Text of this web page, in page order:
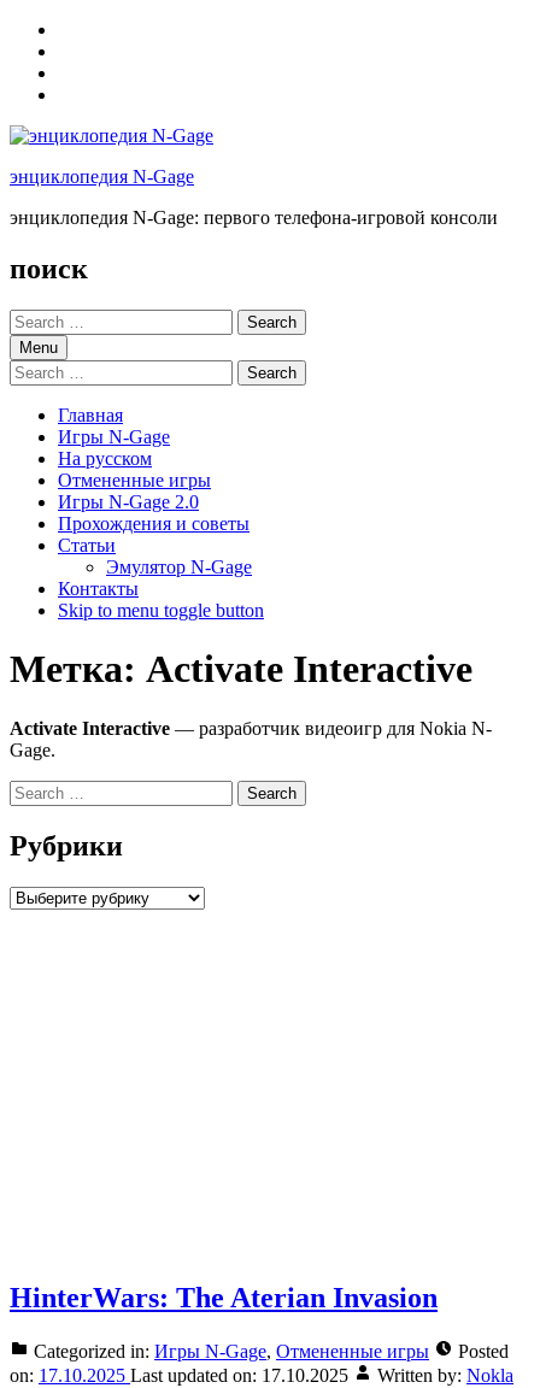
sidebar
энциклопедия N-Gage
энциклопедия N-Gage: первого телефона-игровой консоли
поиск
Search
for:Menu
Search
for:
Главная
Игры N-Gage
На русском
Отмененные игры
Игры N-Gage 2.0
Прохождения и советы
Статьи
Эмулятор N-Gage
Контакты
Skip to menu toggle button
Метка: Activate Interactive
Activate Interactive — разработчик видеоигр для Nokia N-
Gage.
Search
for:
Рубрики
Рубрики
HinterWars: The Aterian Invasion
Categorized in: Игры N-Gage, Отмененные игры
Posted
on: 17.10.2025 Last updated on: 17.10.2025 Written by: Nokla